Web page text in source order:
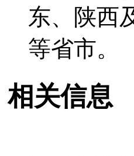
东、陕西
等省市。
相关信息